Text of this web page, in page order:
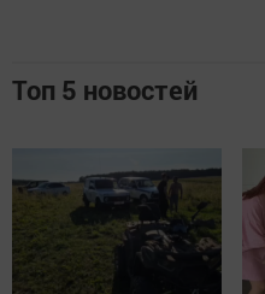
Топ 5 новостей